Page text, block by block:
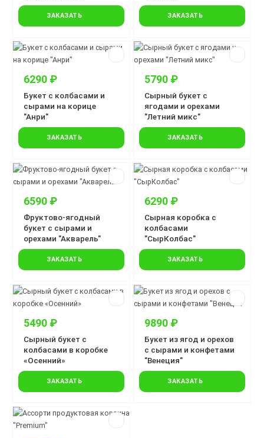
ЗАКАЗАТЬ ЗАКАЗАТЬ
6290 ₽
Букет с колбасами и
сырами на корице
"Анри"
ЗАКАЗАТЬ
5790 ₽
Сырный букет с
ягодами и орехами
"Летний микс"
ЗАКАЗАТЬ
6590 ₽
Фруктово-ягодный
букет с сырами и
орехами "Акварель"
ЗАКАЗАТЬ
6290 ₽
Сырная коробка с
колбасами
"СырКолбас"
ЗАКАЗАТЬ
5490 ₽
Сырный букет с
колбасами в коробке
«Осенний»
ЗАКАЗАТЬ
9890 ₽
Букет из ягод и орехов
с сырами и конфетами
"Венеция"
ЗАКАЗАТЬ